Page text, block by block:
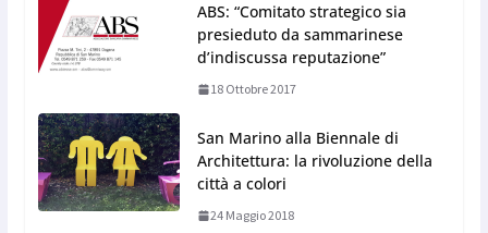
ABS: “Comitato strategico sia
presieduto da sammarinese
d’indiscussa reputazione”
18 Ottobre 2017
San Marino alla Biennale di
Architettura: la rivoluzione della
città a colori
24 Maggio 2018